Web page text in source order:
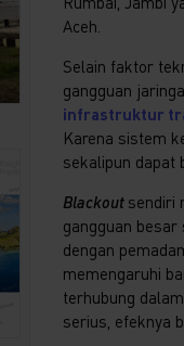
Aceh.
Selain faktor
gangguan
infrastruktur
Karena sistem
sekalipun dapat
Blackout sendiri
gangguan
dengan
memengaruhi
terhubung
serius, efeknya